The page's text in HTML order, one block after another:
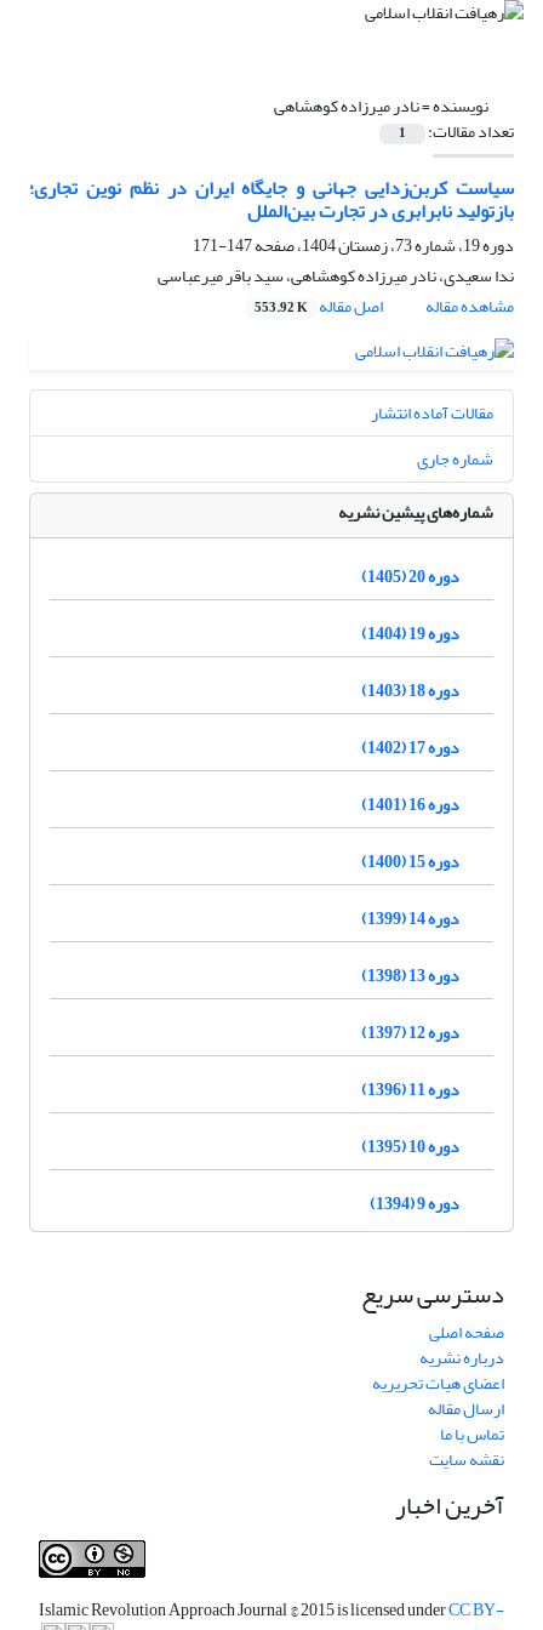
نویسنده =نادر میرزاده کوهشاهی
تعداد مقالات: 1
سیاست کربن‌زدایی جهانی و جایگاه ایران در نظم نوین تجاری؛
بازتولید نابرابری در تجارت بین‌الملل
دوره 19، شماره 73، زمستان 1404، صفحه
147-171
ندا سعیدی، نادر میرزاده کوهشاهی، سید باقر میرعباسی
مشاهده مقاله
اصل مقاله 553.92 K
مقالات آماده انتشار
شماره جاری
شماره‌های پیشین نشریه
دوره 20 (1405)
دوره 19 (1404)
دوره 18 (1403)
دوره 17 (1402)
دوره 16 (1401)
دوره 15 (1400)
دوره 14 (1399)
دوره 13 (1398)
دوره 12 (1397)
دوره 11 (1396)
دوره 10 (1395)
دوره 9 (1394)
دسترسی سریع
صفحه اصلی
درباره نشریه
اعضای هیات تحریریه
ارسال مقاله
تماس با ما
نقشه سایت
آخرین اخبار
Islamic Revolution Approach Journal© 2015 is licensed underCC BY-